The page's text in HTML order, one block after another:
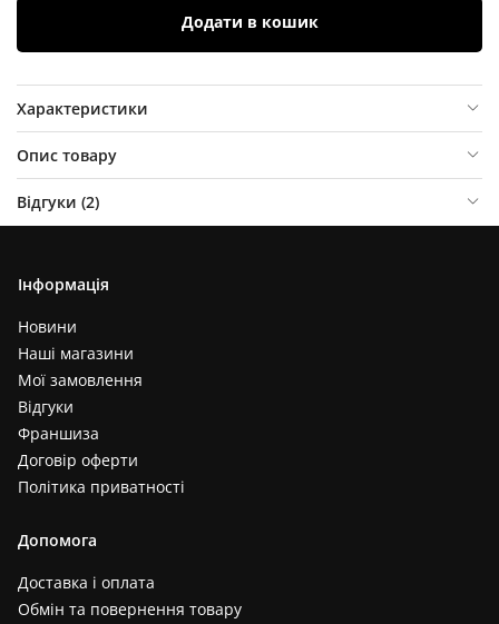
Додати в кошик
Характеристики
Опис товару
Відгуки (2)
Інформація
Новини
Наші магазини
Мої замовлення
Відгуки
Франшиза
Договір оферти
Політика приватності
Допомога
Доставка і оплата
Обмін та повернення товару